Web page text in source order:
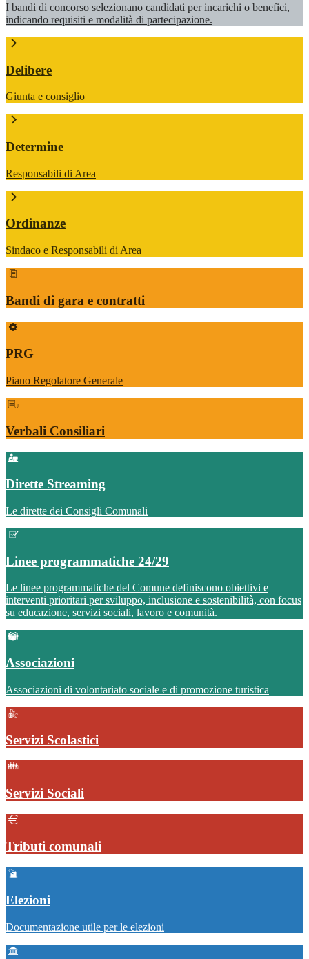
I bandi di concorso selezionano candidati per incarichi o benefici,
indicando requisiti e modalità di partecipazione.
Delibere
Giunta e consiglio
Determine
Responsabili di Area
Ordinanze
Sindaco e Responsabili di Area
Bandi di gara e contratti
PRG
Piano Regolatore Generale
Verbali Consiliari
Dirette Streaming
Le dirette dei Consigli Comunali
Linee programmatiche 24/29
Le linee programmatiche del Comune definiscono obiettivi e
interventi prioritari per sviluppo, inclusione e sostenibilità, con focus
su educazione, servizi sociali, lavoro e comunità.
Associazioni
Associazioni di volontariato sociale e di promozione turistica
Servizi Scolastici
Servizi Sociali
Tributi comunali
Elezioni
Documentazione utile per le elezioni